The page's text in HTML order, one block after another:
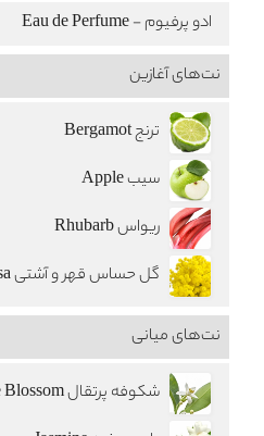
ادو پرفیوم - Eau de Perfume
نت‌های آغازین
ترنج Bergamot
سیب Apple
ریواس Rhubarb
گل حساس قهر و آشتی Mimosa
نت‌های میانی
شکوفه پرتقال Orange Blossom